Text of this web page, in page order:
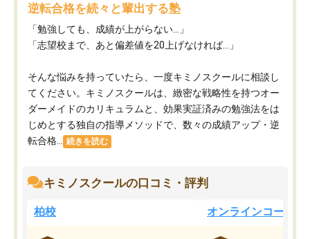
逆転合格を続々と輩出する塾
「勉強しても、成績が上がらない…」
「志望校まで、あと偏差値を20上げなければ…」
そんな悩みを持っていたら、一度キミノスクールに相談し
てください。キミノスクールは、緻密な戦略性を持つオー
ダーメイドのカリキュラムと、効果実証済みの勉強法をは
じめとする独自の指導メソッドで、数々の成績アップ・逆
転合格...
続きを読む
キミノスクールの口コミ・評判
柏校 オンラインコース